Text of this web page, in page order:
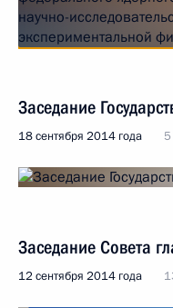
Заседание
18 сентября 2014 года
Заседание Совета
12 сентября 2014 года